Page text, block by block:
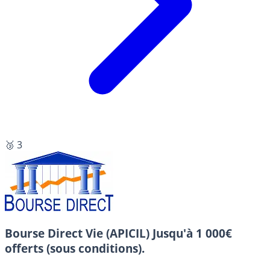
🥉 3
Bourse Direct Vie (APICIL) Jusqu'à 1 000€
offerts (sous conditions).